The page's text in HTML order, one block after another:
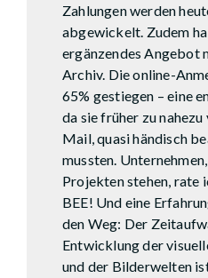
Zahlungen werden
abgewickelt. Zudem
ergänzendes Angebot
Archiv. Die online-
65% gestiegen – eine
da sie früher zu
Mail, quasi händisch
mussten.
Projekten stehen, rate
BEE! Und eine
den Weg: Der
Entwicklung der
und der Bilderwelten